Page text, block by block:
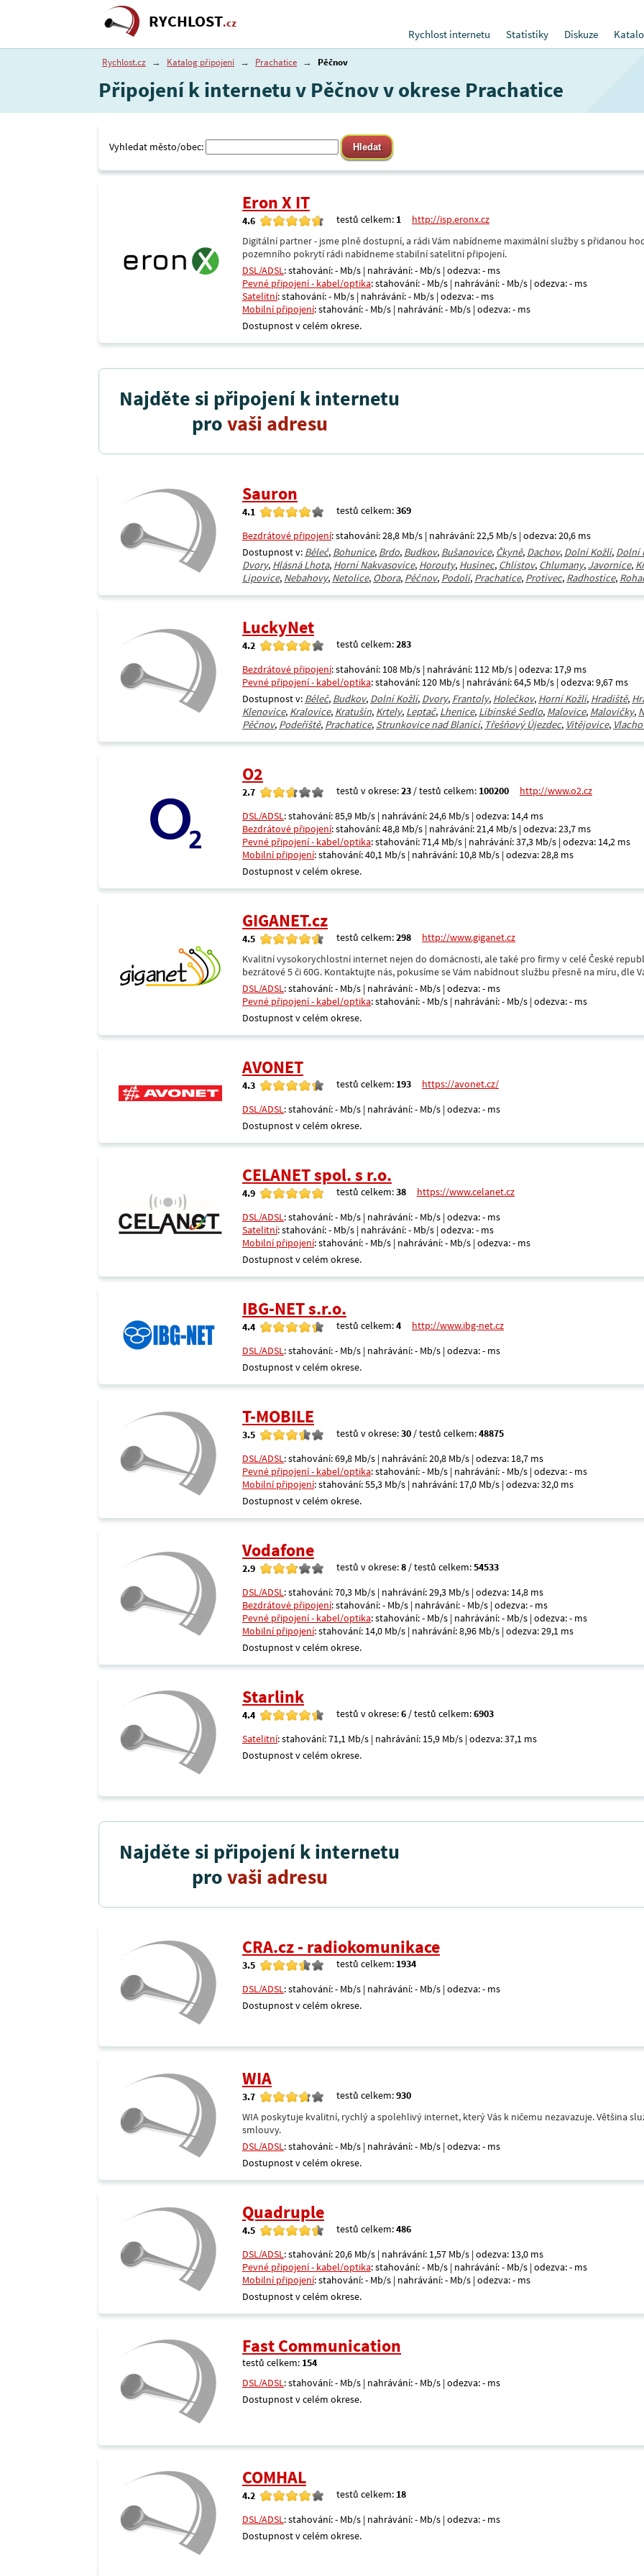
RYCHLOST.cz
Rychlost internetu
Statistiky Diskuze
Rychlost.cz → Katalog připojení → Prachatice → Pěčnov
Připojení k internetu v Pěčnov v okrese Prachatice
Vyhledat město/obec:
Eron X IT
4.6 testů celkem: 1
http://isp.eronx.cz
Digitální partner - jsme plně dostupní, a rádi Vám nabídneme maximální služby s přidanou
pozemního pokrytí rádi nabídneme stabilní satelitní připojení.
DSL/ADSL: stahování: - Mb/s | nahrávání: - Mb/s | odezva: - ms
Pevné připojení - kabel/optika: stahování: - Mb/s | nahrávání: - Mb/s | odezva: - ms
Satelitní: stahování: - Mb/s | nahrávání: - Mb/s | odezva: - ms
Mobilní připojení: stahování: - Mb/s | nahrávání: - Mb/s | odezva: - ms
Dostupnost v celém okrese.
Najděte si připojení k internetu
provaši adresu
Sauron
4.1 testů celkem:369
Bezdrátové připojení: stahování: 28,8 Mb/s | nahrávání: 22,5 Mb/s | odezva: 20,6 ms
Dostupnost v: Běleč, Bohunice, Brdo, Budkov, Bušanovice, Čkyně, Dachov, Dolní Kožlí, Dolní
Dvory, Hlásná Lhota, Horní Nakvasovice, Horouty, Husinec, Chlístov, Chlumany, Javornice,
Lipovice, Nebahovy, Netolice, Obora, Pěčnov, Podolí, Prachatice, Protivec, Radhostice,
LuckyNet
4.2 testů celkem:283
Bezdrátové připojení: stahování: 108 Mb/s | nahrávání: 112 Mb/s | odezva: 17,9 ms
Pevné připojení - kabel/optika: stahování: 120 Mb/s | nahrávání: 64,5 Mb/s | odezva: 9,67 ms
Dostupnost v: Běleč, Budkov, Dolní Kožlí, Dvory, Frantoly, Holečkov, Horní Kožlí, Hradiště,
Klenovice, Kralovice, Kratušín, Krtely, Leptač, Lhenice, Libínské Sedlo, Malovice, Malovičky,
Pěčnov, Podeřiště, Prachatice, Strunkovice nad Blanicí, Třešňový Újezdec, Vitějovice,
O2
2.7 testů v okrese:23 / testů celkem: 100200
http://www.o2.cz
DSL/ADSL: stahování: 85,9 Mb/s | nahrávání: 24,6 Mb/s | odezva: 14,4 ms
Bezdrátové připojení: stahování: 48,8 Mb/s | nahrávání: 21,4 Mb/s | odezva: 23,7 ms
Pevné připojení - kabel/optika: stahování: 71,4 Mb/s | nahrávání: 37,3 Mb/s | odezva: 14,2 ms
Mobilní připojení: stahování: 40,1 Mb/s | nahrávání: 10,8 Mb/s | odezva: 28,8 ms
Dostupnost v celém okrese.
GIGANET.cz
4.5 testů celkem:298
http://www.giganet.cz
Kvalitní vysokorychlostní internet nejen do domácnosti, ale také pro firmy v celé České
bezrátové 5 či 60G. Kontaktujte nás, pokusíme se Vám nabídnout službu přesně na míru, dle
DSL/ADSL: stahování: - Mb/s | nahrávání: - Mb/s | odezva: - ms
Pevné připojení - kabel/optika: stahování: - Mb/s | nahrávání: - Mb/s | odezva: - ms
Dostupnost v celém okrese.
AVONET
4.3 testů celkem: 193
https://avonet.cz/
DSL/ADSL: stahování: - Mb/s | nahrávání: - Mb/s | odezva: - ms
Dostupnost v celém okrese.
CELANET spol. s r.o.
4.9 testů celkem:38
https://www.celanet.cz
DSL/ADSL: stahování: - Mb/s | nahrávání: - Mb/s | odezva: - ms
Satelitní: stahování: - Mb/s | nahrávání: - Mb/s | odezva: - ms
Mobilní připojení: stahování: - Mb/s | nahrávání: - Mb/s | odezva: - ms
Dostupnost v celém okrese.
IBG-NET s.r.o.
4.4 testů celkem:4
http://www.ibg-net.cz
DSL/ADSL: stahování: - Mb/s | nahrávání: - Mb/s | odezva: - ms
Dostupnost v celém okrese.
T-MOBILE
3.5 testů v okrese:30 / testů celkem:48875
DSL/ADSL: stahování: 69,8 Mb/s | nahrávání: 20,8 Mb/s | odezva: 18,7 ms
Pevné připojení - kabel/optika: stahování: - Mb/s | nahrávání: - Mb/s | odezva: - ms
Mobilní připojení: stahování: 55,3 Mb/s | nahrávání: 17,0 Mb/s | odezva: 32,0 ms
Dostupnost v celém okrese.
Vodafone
2.9 testů v okrese:8 / testů celkem:54533
DSL/ADSL: stahování: 70,3 Mb/s | nahrávání: 29,3 Mb/s | odezva: 14,8 ms
Bezdrátové připojení: stahování: - Mb/s | nahrávání: - Mb/s | odezva: - ms
Pevné připojení - kabel/optika: stahování: - Mb/s | nahrávání: - Mb/s | odezva: - ms
Mobilní připojení: stahování: 14,0 Mb/s | nahrávání: 8,96 Mb/s | odezva: 29,1 ms
Dostupnost v celém okrese.
Starlink
4.4 testů v okrese:6 / testů celkem:6903
Satelitní: stahování: 71,1 Mb/s | nahrávání: 15,9 Mb/s | odezva: 37,1 ms
Dostupnost v celém okrese.
Najděte si připojení k internetu
provaši adresu
CRA.cz - radiokomunikace
3.5 testů celkem: 1934
DSL/ADSL: stahování: - Mb/s | nahrávání: - Mb/s | odezva: - ms
Dostupnost v celém okrese.
WIA
3.7 testů celkem:930
WIA poskytuje kvalitní, rychlý a spolehlivý internet, který Vás k ničemu nezavazuje. Většina
smlouvy.
DSL/ADSL: stahování: - Mb/s | nahrávání: - Mb/s | odezva: - ms
Dostupnost v celém okrese.
Quadruple
4.5 testů celkem:486
DSL/ADSL: stahování: 20,6 Mb/s | nahrávání: 1,57 Mb/s | odezva: 13,0 ms
Pevné připojení - kabel/optika: stahování: - Mb/s | nahrávání: - Mb/s | odezva: - ms
Mobilní připojení: stahování: - Mb/s | nahrávání: - Mb/s | odezva: - ms
Dostupnost v celém okrese.
Fast Communication
testů celkem: 154
DSL/ADSL: stahování: - Mb/s | nahrávání: - Mb/s | odezva: - ms
Dostupnost v celém okrese.
COMHAL
4.2 testů celkem: 18
DSL/ADSL: stahování: - Mb/s | nahrávání: - Mb/s | odezva: - ms
Dostupnost v celém okrese.